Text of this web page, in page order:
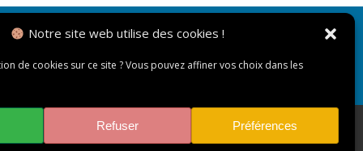
Notre site web utilise des cookies !
de cookies sur ce site ? Vous pouvez affiner vos choix dans les
Refuser Préférences
NOUS CONTACTER
Accessibilité : non conforme